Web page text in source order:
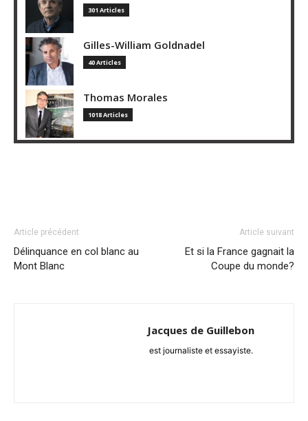
301 Articles
Gilles-William Goldnadel
40 Articles
Thomas Morales
1018 Articles
Article précédent
Délinquance en col blanc au
Mont Blanc
Article suivant
Et si la France gagnait la
Coupe du monde?
Jacques de Guillebon
est journaliste et essayiste.